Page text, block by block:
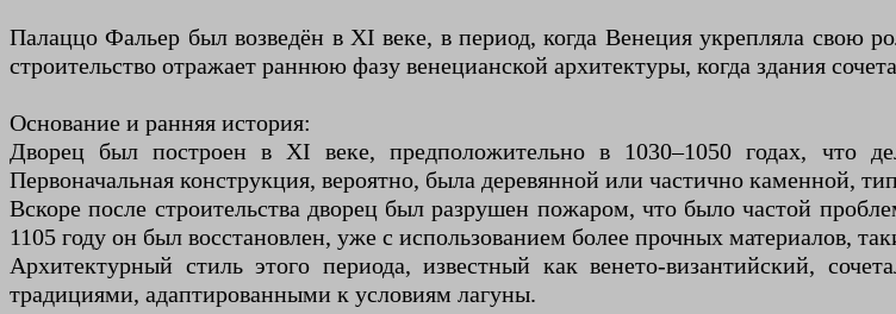
Палаццо Фальер был возведён в XI веке, в период, когда Венеция укрепляла свою
строительство отражает раннюю фазу венецианской архитектуры, когда здания
Основание и ранняя история:
Дворец был построен в XI веке, предположительно в 1030–1050 годах, что
Первоначальная конструкция, вероятно, была деревянной или частично каменной,
Вскоре после строительства дворец был разрушен пожаром, что было частой
1105 году он был восстановлен, уже с использованием более прочных материалов,
Архитектурный стиль этого периода, известный как венето-византийский,
традициями, адаптированными к условиям лагуны.